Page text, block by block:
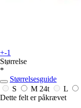
+-1
Størrelse
*
Størrelsesguide
S
M 24t L
Dette felt er påkrævet